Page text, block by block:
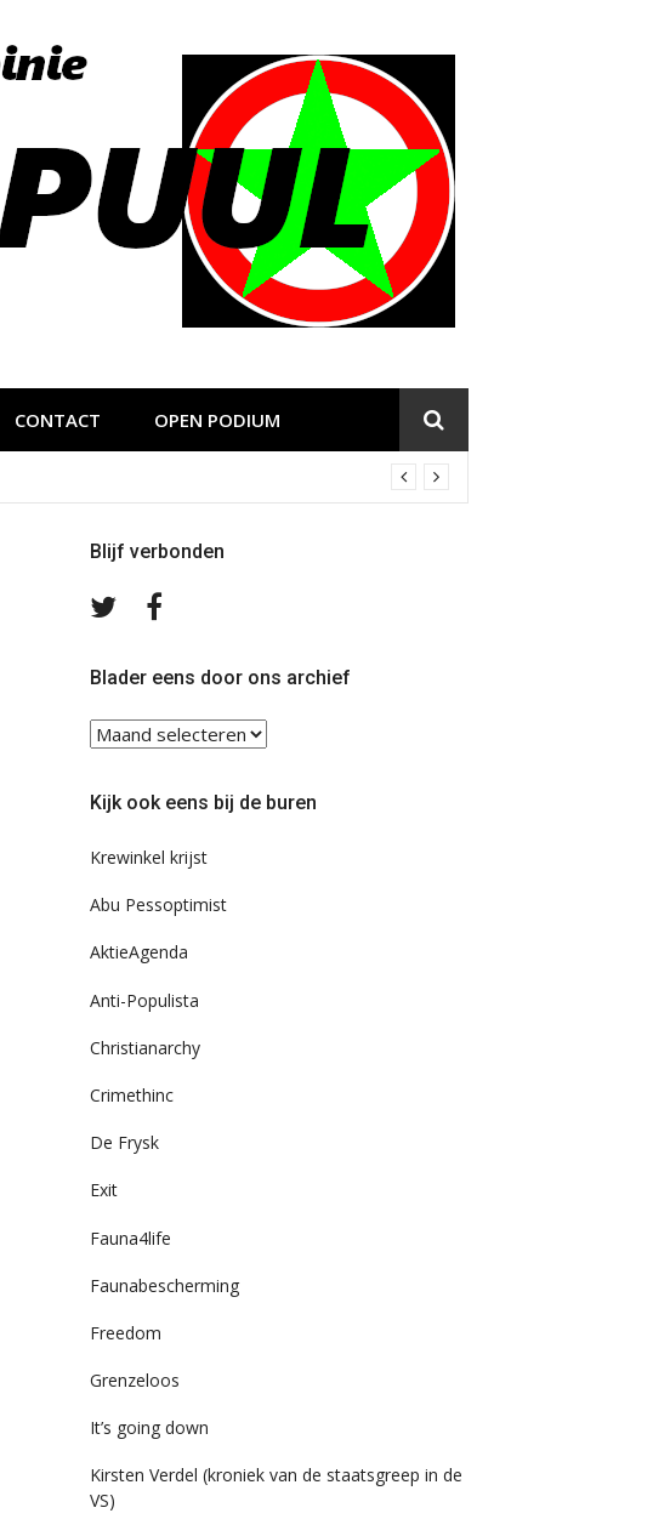
CONTACT OPEN PODIUM
Blijf verbonden
Volg
TwitterFacebook
Blader eens door ons archief
Blader
eens
ons
Kijk ook eens bij de buren
Krewinkel krijst
Abu Pessoptimist
AktieAgenda
Anti-Populista
Christianarchy
Crimethinc
De Frysk
Exit
Fauna4life
Faunabescherming
Freedom
Grenzeloos
It’s going down
Kirsten Verdel (kroniek van de staatsgreep in de
VS)